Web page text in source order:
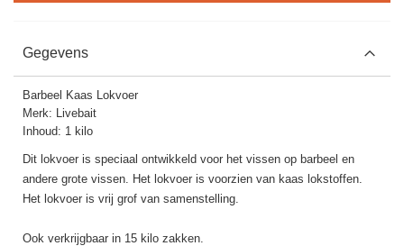
Gegevens
Barbeel Kaas Lokvoer
Merk: Livebait
Inhoud: 1 kilo
Dit lokvoer is speciaal ontwikkeld voor het vissen op barbeel en
andere grote vissen. Het lokvoer is voorzien van kaas lokstoffen.
Het lokvoer is vrij grof van samenstelling.
Ook verkrijgbaar in 15 kilo zakken.